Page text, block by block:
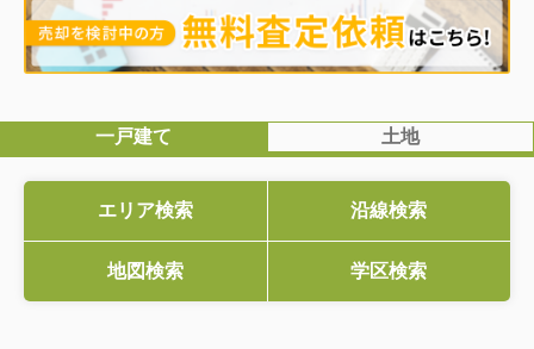
一戸建て 土地
エリア検索 沿線検索
地図検索 学区検索